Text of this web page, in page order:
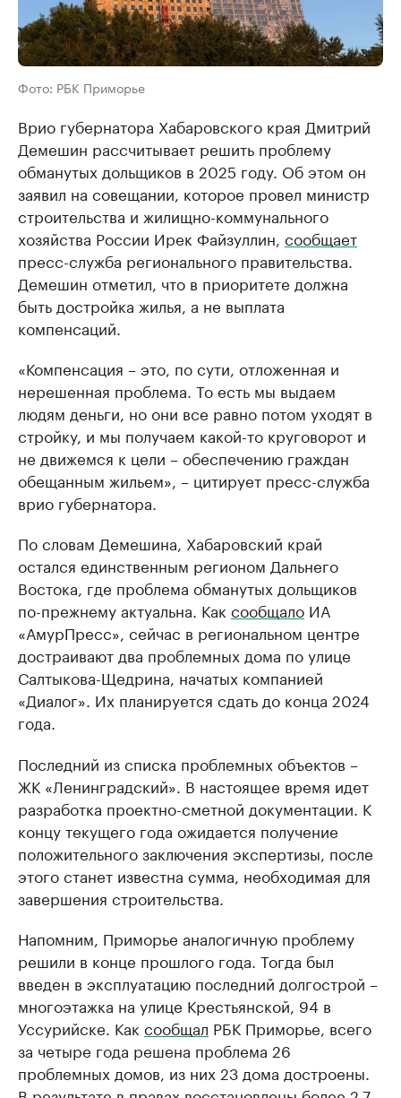
Фото: РБК Приморье
Врио губернатора Хабаровского края Дмитрий
Демешин рассчитывает решить проблему
обманутых дольщиков в 2025 году. Об этом он
заявил на совещании, которое провел министр
строительства и жилищно-коммунального
хозяйства России Ирек Файзуллин, сообщает
пресс-служба регионального правительства.
Демешин отметил, что в приоритете должна
быть достройка жилья, а не выплата
компенсаций.
«Компенсация – это, по сути, отложенная и
нерешенная проблема. То есть мы выдаем
людям деньги, но они все равно потом уходят в
стройку, и мы получаем какой-то круговорот и
не движемся к цели – обеспечению граждан
обещанным жильем», – цитирует пресс-служба
врио губернатора.
По словам Демешина, Хабаровский край
остался единственным регионом Дальнего
Востока, где проблема обманутых дольщиков
по-прежнему актуальна. Как сообщало ИА
«АмурПресс», сейчас в региональном центре
достраивают два проблемных дома по улице
Салтыкова-Щедрина, начатых компанией
«Диалог». Их планируется сдать до конца 2024
года.
Последний из списка проблемных объектов –
ЖК «Ленинградский». В настоящее время идет
разработка проектно-сметной документации. К
концу текущего года ожидается получение
положительного заключения экспертизы, после
этого станет известна сумма, необходимая для
завершения строительства.
Напомним, Приморье аналогичную проблему
решили в конце прошлого года. Тогда был
введен в эксплуатацию последний долгострой –
многоэтажка на улице Крестьянской, 94 в
Уссурийске. Как сообщал РБК Приморье, всего
за четыре года решена проблема 26
проблемных домов, из них 23 дома достроены.